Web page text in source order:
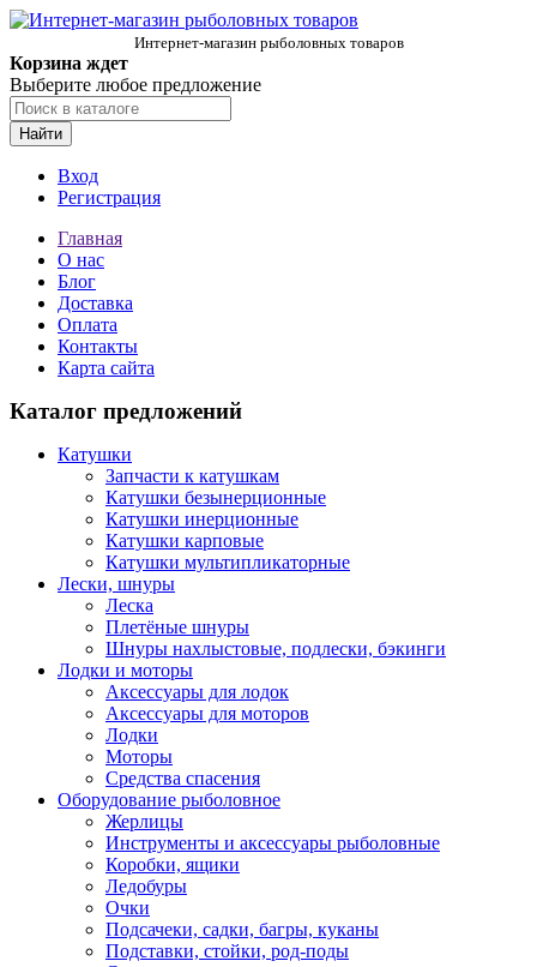
Интернет-магазин рыболовных товаров
Корзина ждет
Выберите любое предложение
Найти
Вход
Регистрация
Главная
О нас
Блог
Доставка
Оплата
Контакты
Карта сайта
Каталог предложений
Катушки
Запчасти к катушкам
Катушки безынерционные
Катушки инерционные
Катушки карповые
Катушки мультипликаторные
Лески, шнуры
Леска
Плетёные шнуры
Шнуры нахлыстовые, подлески, бэкинги
Лодки и моторы
Аксессуары для лодок
Аксессуары для моторов
Лодки
Моторы
Средства спасения
Оборудование рыболовное
Жерлицы
Инструменты и аксессуары рыболовные
Коробки, ящики
Ледобуры
Очки
Подсачеки, садки, багры, куканы
Подставки, стойки, род-поды